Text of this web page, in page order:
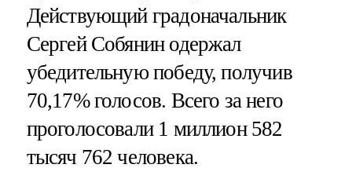
Действующий градоначальник
Сергей Собянин одержал
убедительную победу, получив
70,17% голосов. Всего за него
проголосовали 1 миллион 582
тысяч 762 человека.